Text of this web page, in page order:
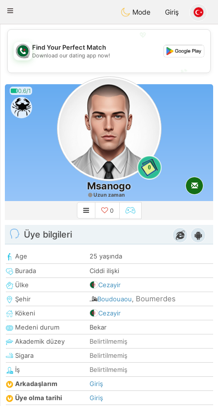
Weshrak
Toggle
Mode Giriş
💖
💕
Find Your Perfect Match
Download our dating app now!
0.6/1
0
Msanogo
Uzun zaman
0
Üye bilgileri
Age
25 yaşında
Burada
Ciddi ilişki
Ülke
Cezayir
Şehir
Boudouaou, Boumerdes
Kökeni
Cezayir
Medeni durum
Bekar
Akademik düzey
Belirtilmemiş
Sigara
Belirtilmemiş
İş
Belirtilmemiş
Arkadaşlarım
Giriş
Üye olma tarihi
Giriş